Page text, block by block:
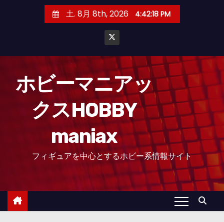
土. 8月 8th, 2026 4:42:19 PM
ホビーマニアッ
クスHOBBY
maniax
フィギュアを中心とするホビー系情報サイト